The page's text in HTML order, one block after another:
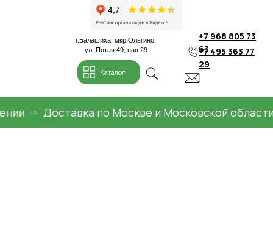
+7 968 805 73
29
Каталог
Доставка по Москве и Московской области